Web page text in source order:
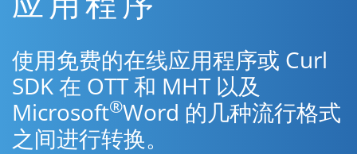
使用免费的在线应用程序或 Curl
SDK 在 OTT 和 MHT 以及
Microsoft®Word 的几种流行格式
之间进行转换。